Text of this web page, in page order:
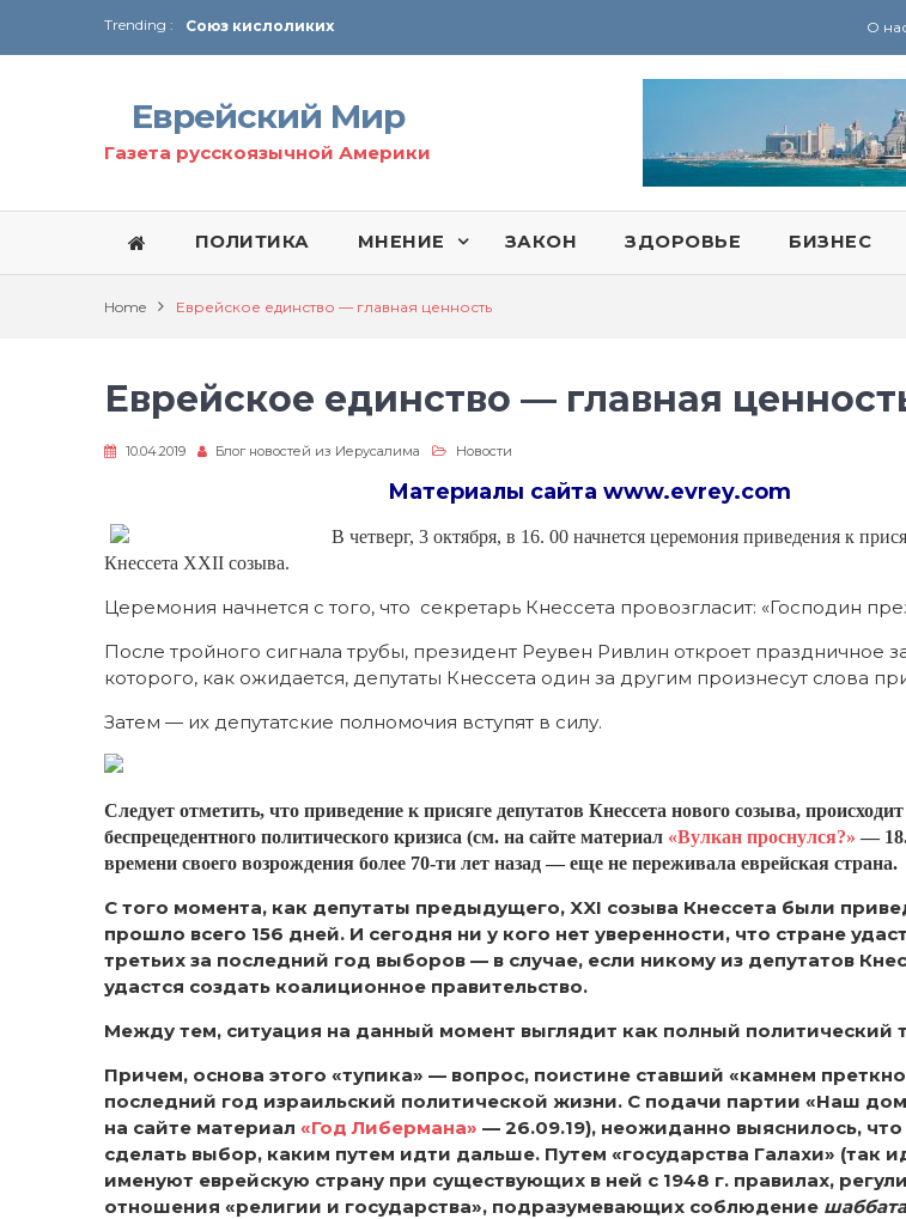
Trending :
Союз кислоликих
Соглашение США с Ираном
От Ирана до Ливана и Газы
О
Еврейский Мир
Газета русскоязычной Америки
ПОЛИТИКА МНЕНИЕ ЗАКОН ЗДОРОВЬЕ БИЗНЕС
Home Еврейское единство — главная ценность
Еврейское единство — главная
10.04.2019 Блог новостей из Иерусалима Новости
Материалы сайта www.evrey.com
В четверг, 3 октября, в 16. 00 начнется церемония приведения к
Кнессета XXII созыва.
Церемония начнется с того, что секретарь Кнессета провозгласит: «Господин
После тройного сигнала трубы, президент Реувен Ривлин откроет праздничное
которого, как ожидается, депутаты Кнессета один за другим произнесут слова
Затем — их депутатские полномочия вступят в силу.
Следует отметить, что приведение к присяге депутатов Кнессета нового созыва,
беспрецедентного политического кризиса (см. на сайте материал «Вулкан проснулся?» —
времени своего возрождения более 70-ти лет назад — еще не переживала еврейская страна.
С того момента, как депутаты предыдущего, XXI созыва Кнессета были
прошло всего 156 дней. И сегодня ни у кого нет уверенности, что стране
третьих за последний год выборов — в случае, если никому из депутатов
удастся создать коалиционное правительство.
Между тем, ситуация на данный момент выглядит как полный политический
Причем, основа этого «тупика» — вопрос, поистине ставший «камнем
последний год израильский политической жизни. С подачи партии «Наш
на сайте материал «Год Либермана» — 26.09.19), неожиданно выяснилось,
сделать выбор, каким путем идти дальше. Путем «государства Галахи» (так
именуют еврейскую страну при существующих в ней с 1948 г. правилах,
отношения «религии и государства», подразумевающих соблюдение